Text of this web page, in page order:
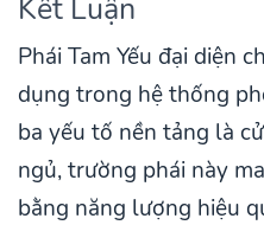
Kết Luận
Phái Tam Yếu đại diện
dụng trong hệ thống
ba yếu tố nền tảng là
ngủ, trường phái này
bằng năng lượng hiệu